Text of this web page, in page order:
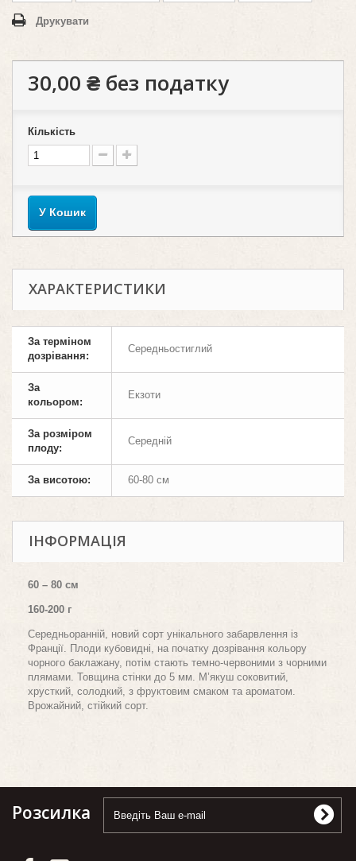
Друкувати
30,00 ₴ без податку
Кількість
У Кошик
ХАРАКТЕРИСТИКИ
За терміном
дозрівання:
Середньостиглий
За
кольором:
Екзоти
За розміром
плоду:
Середній
За висотою: 60-80 см
ІНФОРМАЦІЯ
60 – 80 см
160-200 г
Середньоранній, новий сорт унікального забарвлення із
Франції. Плоди кубовидні, на початку дозрівання кольору
чорного баклажану, потім стають темно-червоними з чорними
плямами. Товщина стінки до 5 мм. М’якуш соковитий,
хрусткий, солодкий, з фруктовим смаком та ароматом.
Врожайний, стійкий сорт.
Розсилка